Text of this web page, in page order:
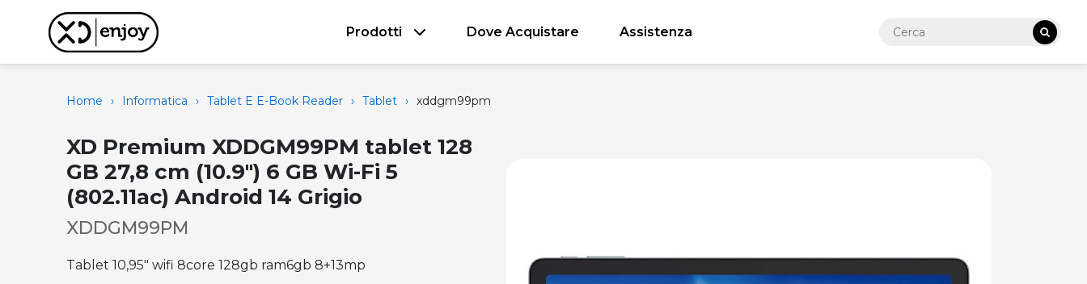
Prodotti Dove Acquistare Assistenza
Home › Informatica › Tablet E E-Book Reader › Tablet › xddgm99pm
XD Premium XDDGM99PM tablet 128
GB 27,8 cm (10.9") 6 GB Wi-Fi 5
(802.11ac) Android 14 Grigio
XDDGM99PM
Tablet 10,95" wifi 8core 128gb ram6gb 8+13mp